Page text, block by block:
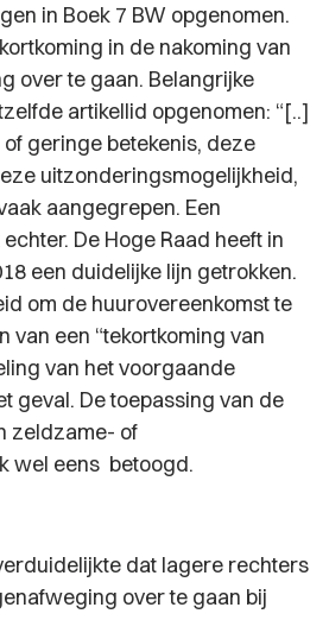
in Boek 7 BW opgenomen.
in de nakoming van
over te gaan. Belangrijke
artikellid opgenomen: “[..]
geringe betekenis, deze
uitzonderingsmogelijkheid,
aangegrepen. Een
De Hoge Raad heeft in
een duidelijke lijn getrokken.
om de huurovereenkomst te
van een “tekortkoming van
van het voorgaande
geval. De toepassing van de
zeldzame- of
wel eens betoogd.
dat lagere rechters
over te gaan bij